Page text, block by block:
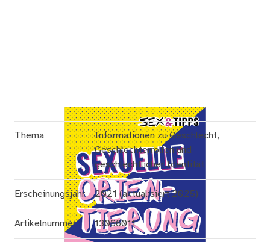
Thema
Informationen zu Geschlecht,
Geschlechterrollen und
geschlechtlicher Identität
Erscheinungsjahr 2021 (aktualisiert 2025)
Artikelnummer 13066011